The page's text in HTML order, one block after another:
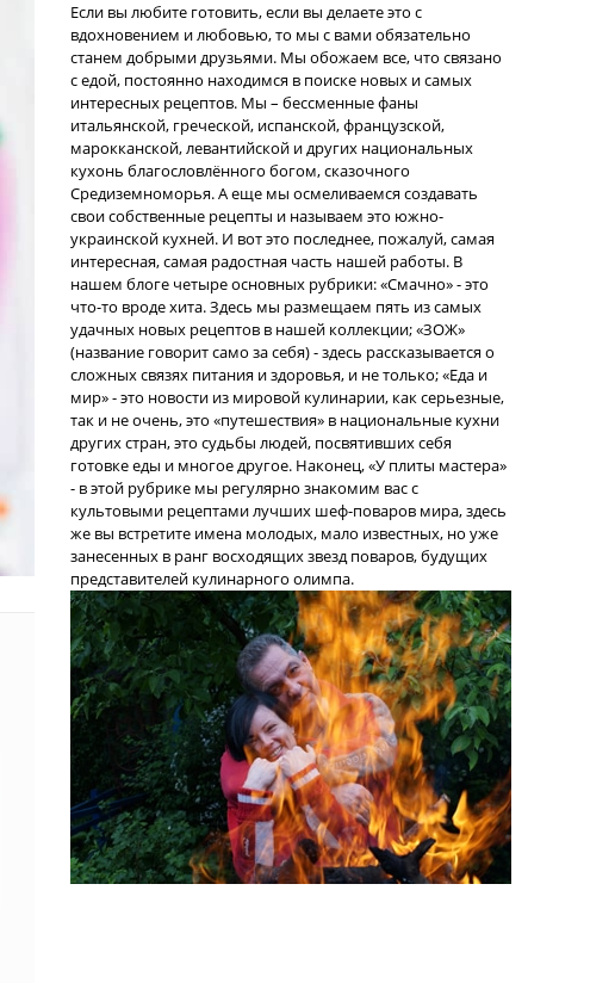
Если вы любите готовить, если вы делаете это с
вдохновением и любовью, то мы с вами обязательно
станем добрыми друзьями. Мы обожаем все, что связано
с едой, постоянно находимся в поиске новых и самых
интересных рецептов. Мы – бессменные фаны
итальянской, греческой, испанской, французской,
марокканской, левантийской и других национальных
кухонь благословлённого богом, сказочного
Средиземноморья. А еще мы осмеливаемся создавать
свои собственные рецепты и называем это южно-
украинской кухней. И вот это последнее, пожалуй, самая
интересная, самая радостная часть нашей работы. В
нашем блоге четыре основных рубрики: «Смачно» - это
что-то вроде хита. Здесь мы размещаем пять из самых
удачных новых рецептов в нашей коллекции; «ЗОЖ»
(название говорит само за себя) - здесь рассказывается о
сложных связях питания и здоровья, и не только; «Еда и
мир» - это новости из мировой кулинарии, как серьезные,
так и не очень, это «путешествия» в национальные кухни
других стран, это судьбы людей, посвятивших себя
готовке еды и многое другое. Наконец, «У плиты мастера»
- в этой рубрике мы регулярно знакомим вас с
культовыми рецептами лучших шеф-поваров мира, здесь
же вы встретите имена молодых, мало известных, но уже
занесенных в ранг восходящих звезд поваров, будущих
представителей кулинарного олимпа.